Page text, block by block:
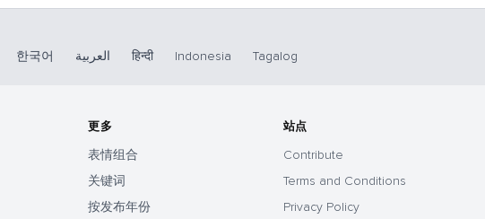
한국어 العربية हिन्दी Indonesia Tagalog
更多
表情组合
关键词
按发布年份
站点
Contribute
Terms and Conditions
Privacy Policy